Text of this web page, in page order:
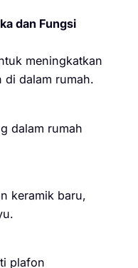
dan Fungsi
meningkatkan
di dalam rumah.
dalam rumah
keramik baru,
plafon